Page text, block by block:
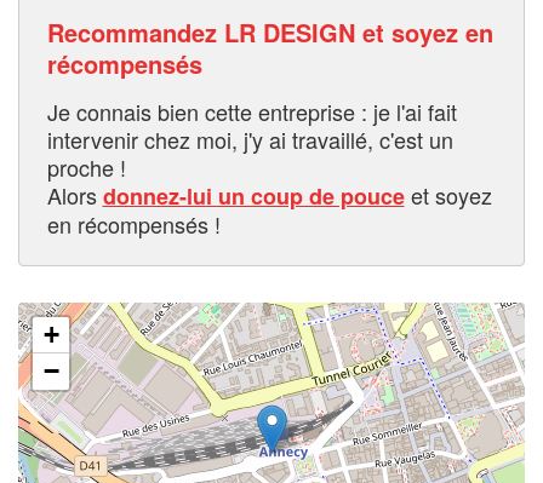
Recommandez LR DESIGN et soyez en
récompensés
Je connais bien cette entreprise : je l'ai fait
intervenir chez moi, j'y ai travaillé, c'est un
proche !
Alorsdonnez-lui un coup de pouceet soyez
en récompensés !
+
−
✕